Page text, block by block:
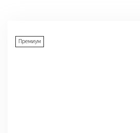
Премиум